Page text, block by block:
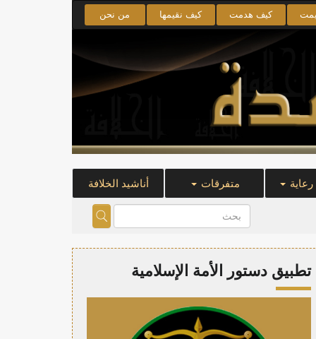
كيف هدمت كيف نقيمها من نحن
متفرقات أناشيد الخلافة
تطبيق دستور الأمة الإسلامية